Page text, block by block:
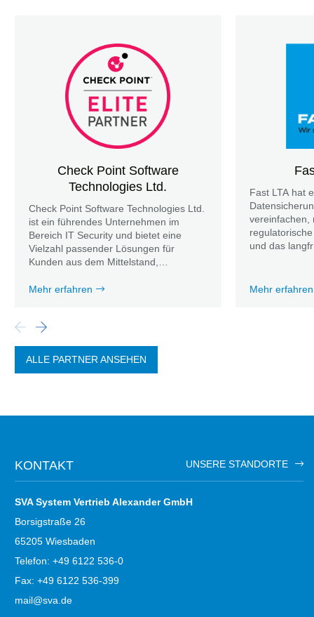
Check Point Software
Technologies Ltd.
Check Point Software Technologies Ltd.
ist ein führendes Unternehmen im
Bereich IT Security und bietet eine
Vielzahl passender Lösungen für
Kunden aus dem Mittelstand,
Mehr erfahren
Fast LTA hat
vereinfachen,
und das
Mehr erfahren
ALLE PARTNER ANSEHEN
KONTAKT UNSERE STANDORTE
SVA System Vertrieb Alexander GmbH
Borsigstraße 26
65205 Wiesbaden
Telefon: +49 6122 536-0
Fax: +49 6122 536-399
mail@sva.de